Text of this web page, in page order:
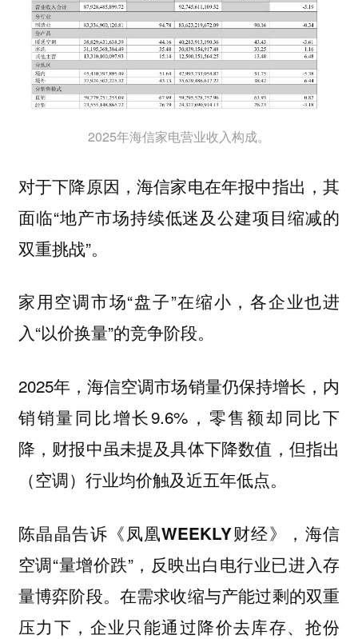
2025年海信家电营业收入构成。
对于下降原因，海信家电在年报中指出，其
面临“地产市场持续低迷及公建项目缩减的
双重挑战”。
家用空调市场“盘子”在缩小，各企业也进
入“以价换量”的竞争阶段。
2025年，海信空调市场销量仍保持增长，内
销销量同比增长9.6%，零售额却同比下
降，财报中虽未提及具体下降数值，但指出
（空调）行业均价触及近五年低点。
陈晶晶告诉 《凤凰WEEKLY财经》
，海信
空调“量增价跌”，反映出白电行业已进入存
量博弈阶段。在需求收缩与产能过剩的双重
压力下，企业只能通过降价去库存、抢份